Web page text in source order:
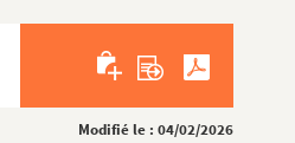
Modifié le : 04/02/2026